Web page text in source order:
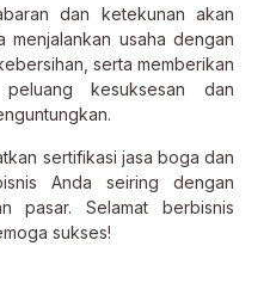
dan ketekunan akan
menjalankan usaha dengan
serta memberikan
kesuksesan dan
sertifikasi jasa boga dan
Anda seiring dengan
pasar. Selamat berbisnis
sukses!